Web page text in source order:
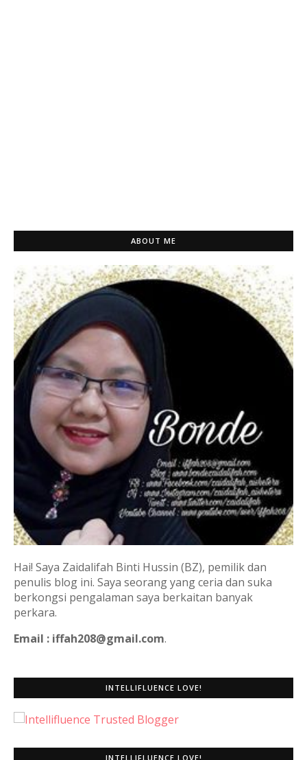
ABOUT ME
Hai! Saya Zaidalifah Binti Hussin (BZ), pemilik dan
penulis blog ini. Saya seorang yang ceria dan suka
berkongsi pengalaman saya berkaitan banyak
perkara.
Email : iffah208@gmail.com.
INTELLIFLUENCE LOVE!
INTELLIFLUENCE LOVE!